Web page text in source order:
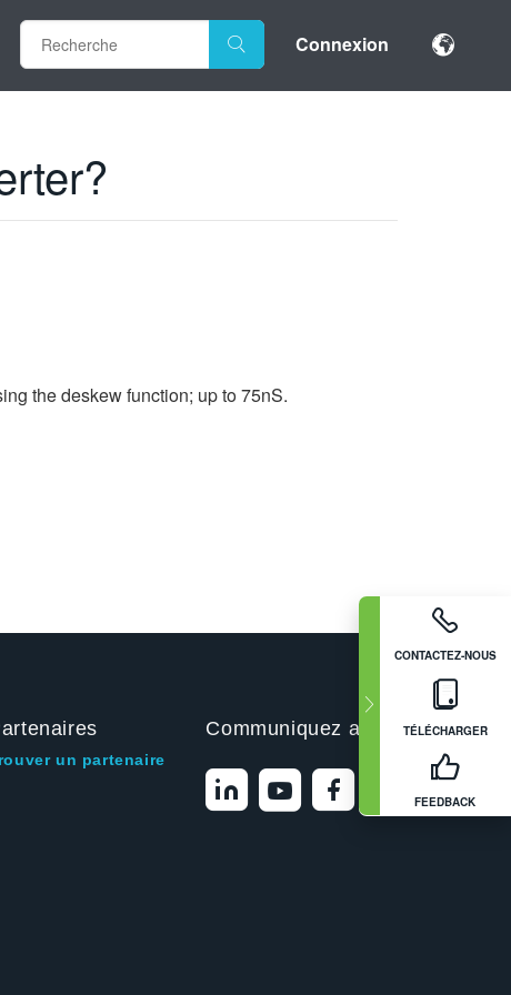
Connexion
CONTACTEZ-NOUS
TÉLÉCHARGER
FEEDBACK
the deskew function; up to 75nS.
un partenaire
Communiquez avec nous